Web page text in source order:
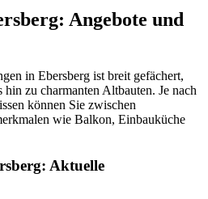
Angebote und
in Ebersberg ist breit gefächert,
zu charmanten Altbauten. Je nach
können Sie zwischen
wie Balkon, Einbauküche
Aktuelle